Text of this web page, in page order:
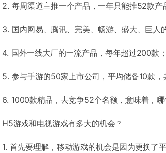
2. 每周渠道主推一个产品，一年只能推52款产
3. 国内网易、腾讯、完美、畅游、盛大、巨人
4. 国外一线大厂的一流产品，每年超过200款；
5. 参与手游的50家上市公司，平均储备10款，
6. 1000款精品，去竞争52个名额，意味着，
H5游戏和电视游戏有多大的机会？
1. 首先要理解，移动游戏的机会是因为更换了